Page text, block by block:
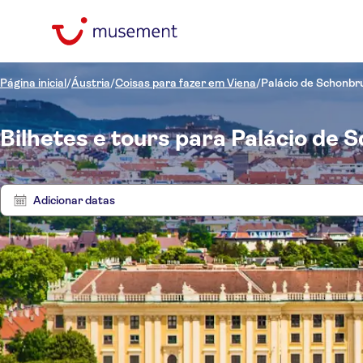
Página inicial/Áustria/Coisas para fazer em Viena/Palácio de
Bilhetes e tours para Palácio de
Adicionar datas
Preço (por adulto)
Mín. R$ Máx. R$
Hotel pickup
NO-PICKUP
Opções de ingressos
Confirmação instantânea
Cancelamento gratuito
Categorias
Atrações e visitas guiadas
Idomas